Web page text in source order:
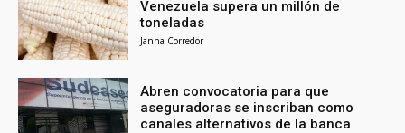
Venezuela supera un millón de
toneladas
Janna Corredor
Abren convocatoria para que
aseguradoras se inscriban como
canales alternativos de la banca